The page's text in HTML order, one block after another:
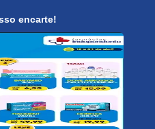
encarte!